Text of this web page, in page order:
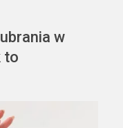
w
to